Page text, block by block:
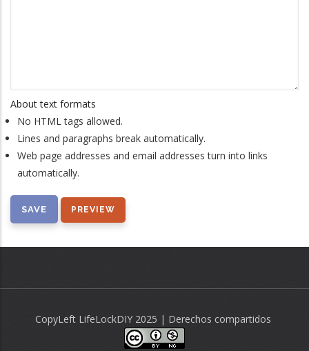
About text formats
No HTML tags allowed.
Lines and paragraphs break automatically.
Web page addresses and email addresses turn into links
automatically.
CopyLeft LifeLockDIY 2025 | Derechos compartidos